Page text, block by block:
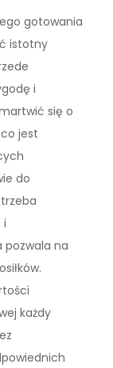
gotowania
istotny
i
się o
jest
do
i
pozwala na
każdy